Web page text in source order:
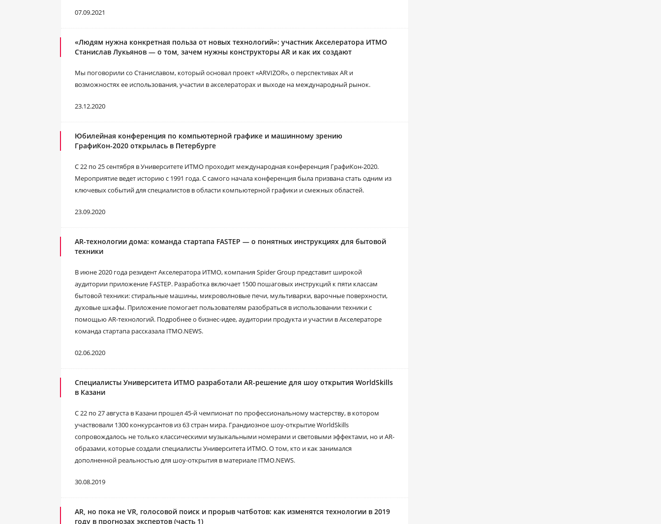
07.09.2021
«Людям нужна конкретная польза от новых технологий»: участник Акселератора ИТМО
Станислав Лукьянов ― о том, зачем нужны конструкторы AR и как их создают
Мы поговорили со Станиславом, который основал проект «ARVIZOR», о перспективах AR и
возможностях ее использования, участии в акселераторах и выходе на международный рынок.
23.12.2020
Юбилейная конференция по компьютерной графике и машинному зрению
ГрафиКон-2020 открылась в Петербурге
С 22 по 25 сентября в Университете ИТМО проходит международная конференция ГрафиКон-2020.
Мероприятие ведет историю с 1991 года. С самого начала конференция была призвана стать одним из
ключевых событий для специалистов в области компьютерной графики и смежных областей.
23.09.2020
AR-технологии дома: команда стартапа FASTEP — о понятных инструкциях для бытовой
техники
В июне 2020 года резидент Акселератора ИТМО, компания Spider Group представит широкой
аудитории приложение FASTEP. Разработка включает 1500 пошаговых инструкций к пяти классам
бытовой техники: стиральные машины, микроволновые печи, мультиварки, варочные поверхности,
духовые шкафы. Приложение помогает пользователям разобраться в использовании техники с
помощью AR-технологий. Подробнее о бизнес-идее, аудитории продукта и участии в Акселераторе
команда стартапа рассказала ITMO.NEWS.
02.06.2020
Специалисты Университета ИТМО разработали AR-решение для шоу открытия WorldSkills
в Казани
С 22 по 27 августа в Казани прошел 45-й чемпионат по профессиональному мастерству, в котором
участвовали 1300 конкурсантов из 63 стран мира. Грандиозное шоу-открытие WorldSkills
сопровождалось не только классическими музыкальными номерами и световыми эффектами, но и AR-
образами, которые создали специалисты Университета ИТМО. О том, кто и как занимался
дополненной реальностью для шоу-открытия в материале ITMO.NEWS.
30.08.2019
AR, но пока не VR, голосовой поиск и прорыв чатботов: как изменятся технологии в 2019
году в прогнозах экспертов (часть 1)